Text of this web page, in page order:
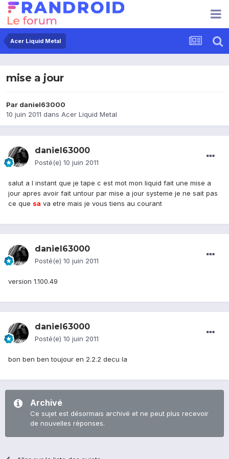
Acer Liquid Metal
mise a jour
Par daniel63000
10 juin 2011 dans Acer Liquid Metal
daniel63000
Posté(e) 10 juin 2011
salut a l instant que je tape c est mot mon liquid fait une mise a
jour apres avoir fait untour par mise a jour systeme je ne sait pas
ce que sa va etre mais je vous tiens au courant
daniel63000
Posté(e) 10 juin 2011
version 1.100.49
daniel63000
Posté(e) 10 juin 2011
bon ben ben toujour en 2.2.2 decu la
Archivé
Ce sujet est désormais archivé et ne peut plus recevoir
de nouvelles réponses.